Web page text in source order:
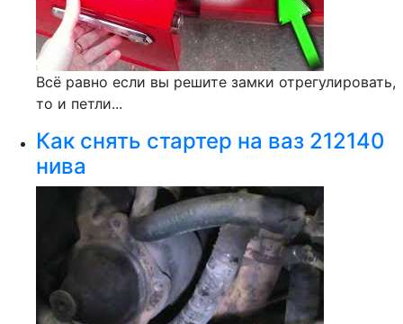
Всё равно если вы решите замки отрегулировать,
то и петли...
Как снять стартер на ваз 212140
нива